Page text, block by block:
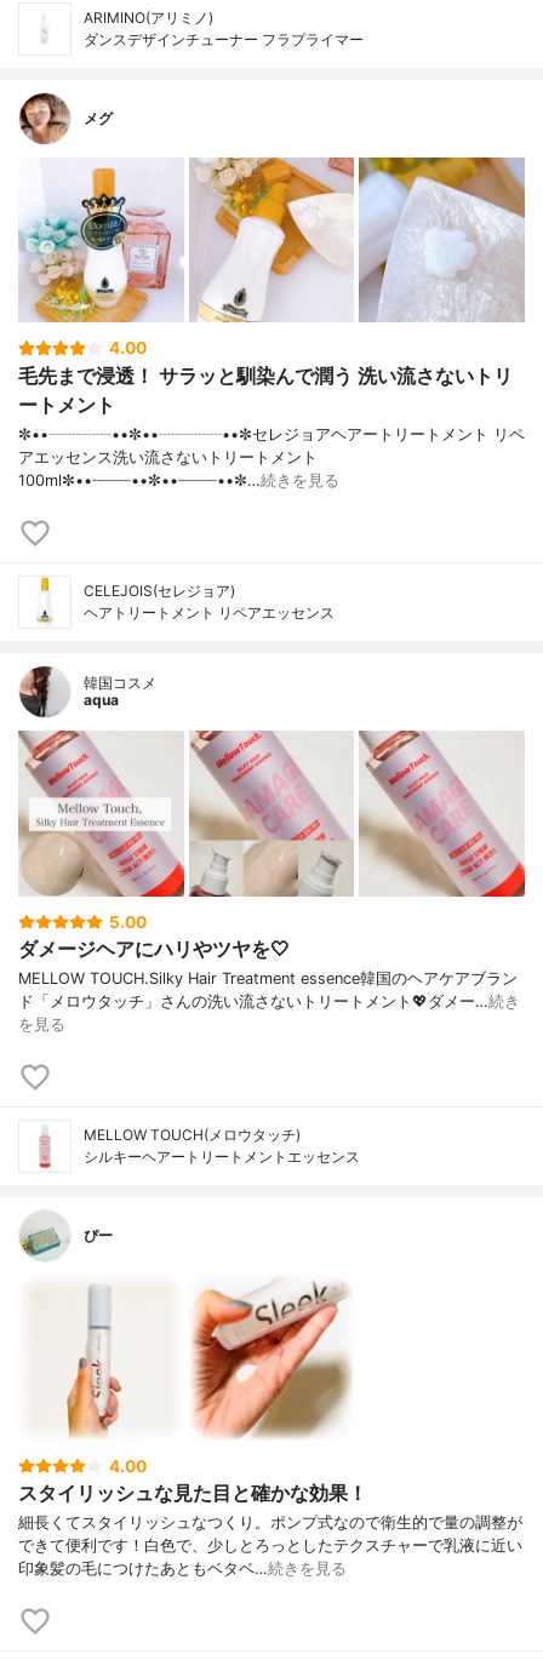
ARIMINO(アリミノ)
ダンスデザインチューナー フラプライマー
メグ
4.00
毛先まで浸透！ サラッと馴染んで潤う 洗い流さないトリ
ートメント
✼••┈┈┈┈••✼••┈┈┈┈••✼セレジョアヘアートリートメント リペ
アエッセンス洗い流さないトリートメント
100ml✼••┈┈┈┈••✼••┈┈┈┈••✼…続きを見る
CELEJOIS(セレジョア)
ヘアトリートメント リペアエッセンス
韓国コスメ
aqua
5.00
ダメージヘアにハリやツヤを🤍
MELLOW TOUCH.Silky Hair Treatment essence韓国のヘアケアブラン
ド「メロウタッチ」さんの洗い流さないトリートメント💖ダメー…続き
を見る
MELLOW TOUCH(メロウタッチ)
シルキーヘアートリートメントエッセンス
ぴー
4.00
スタイリッシュな見た目と確かな効果！
細長くてスタイリッシュなつくり。ポンプ式なので衛生的で量の調整が
できて便利です！⁡白色で、少しとろっとしたテクスチャーで乳液に近い
印象髪の毛につけたあともベタベ…続きを見る